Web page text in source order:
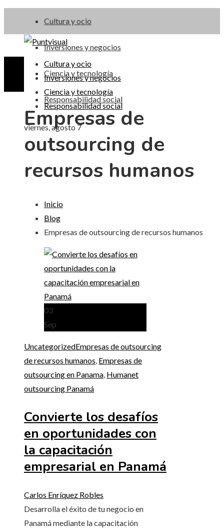
Cultura y ocio
Inversiones y negocios
Ciencia y tecnología
Responsabilidad social
viernes, agosto 7
Cultura y ocio
Inversiones y negocios
Ciencia y tecnología
Responsabilidad social
Empresas de
outsourcing de
recursos humanos
Inicio
Blog
Empresas de outsourcing de recursos humanos
03
Sep
UncategorizedEmpresas de outsourcing
de recursos humanos Empresas de
outsourcing en Panama Humanet
outsourcing Panamá
Convierte los desafíos
en oportunidades con
la capacitación
empresarial en Panamá
Carlos Enríquez Robles
Desarrolla el éxito de tu negocio en
Panamá mediante la capacitación